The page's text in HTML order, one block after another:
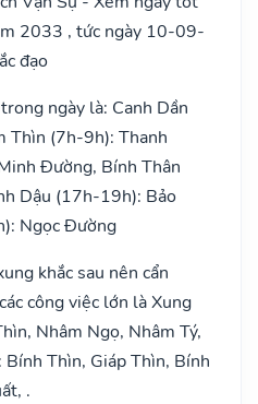
2033 , tức ngày 10-09-
đạo
ngày là: Canh Dần
Thìn (7h-9h): Thanh
Đường, Bính Thân
Dậu (17h-19h): Bảo
Ngọc Đường
khắc sau nên cẩn
công việc lớn là Xung
Nhâm Ngọ, Nhâm Tý,
Thìn, Giáp Thìn, Bính
.